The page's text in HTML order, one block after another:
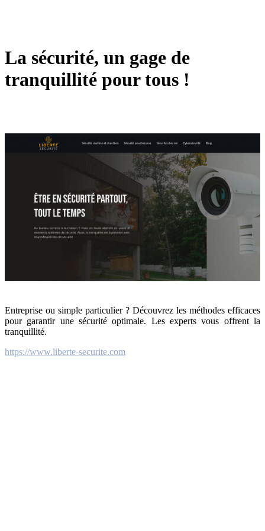
La sécurité, un gage de
tranquillité pour tous !
Entreprise ou simple particulier ? Découvrez les méthodes efficaces
pour garantir une sécurité optimale. Les experts vous offrent la
tranquillité.
https://www.liberte-securite.com